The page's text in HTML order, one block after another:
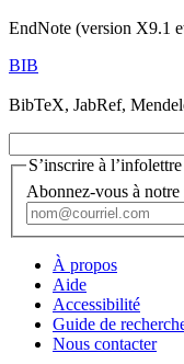
EndNote (version X9.1
BIB
BibTeX, JabRef,
S’inscrire à
Abonnez-vous à
À propos
Aide
Accessibilité
Guide de
Nous contacter